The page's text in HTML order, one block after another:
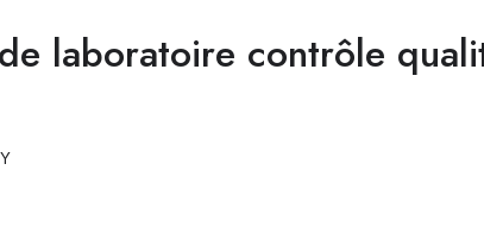
laboratoire contrôle